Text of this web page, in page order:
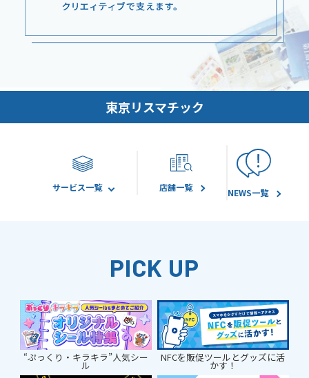
東京リスマチック
サービス一覧 店舗一覧 NEWS一覧
PICK UP
“ぷっくり・キラキラ”人気シー
ル
NFCを販促ツールとグッズに活
かす！